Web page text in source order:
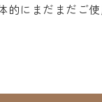
にまだまだご